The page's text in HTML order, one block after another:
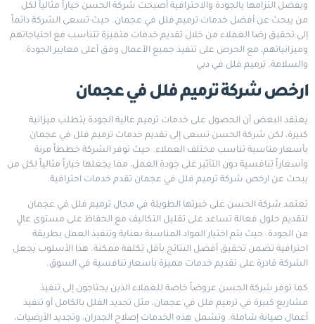
وبفضل التزامها بالجودة والاحترافية أصبحت شركة الحسن خياراً مثالياً لكل
من يبحث عن أفضل خدمات ترميم فلل في عجمان. حيث تسعى الشركة دائماً
إلى تحقيق رضا العملاء من خلال تقديم خدمات متميزة تتناسب مع احتياجاتهم
وميزانياتهم، مع الحرص على تنفيذ جميع الأعمال وفق أعلى معايير الجودة
والسلامة. ترميم فلل في دبي
ارخص شركة ترميم فلل في عجمان
يعتقد البعض أن الحصول على خدمات ترميم عالية الجودة يتطلب ميزانية
كبيرة، لكن شركة الحسن تسعى إلى تقديم خدمات ترميم فلل في عجمان
بأسعار مناسبة تناسب مختلف العملاء. حيث توفر الشركة خططاً مرنة
وأسعاراً تنافسية دون التأثير على جودة العمل، مما يجعلها خياراً مثالياً لكل من
يبحث عن ارخص شركة ترميم فلل في عجمان تقدم خدمات احترافية.
تعتمد شركة الحسن على خبرتها الطويلة في مجال ترميم فلل في عجمان
لتقديم حلول فعالة تساعد على تقليل التكاليف مع الحفاظ على مستوى عالٍ
من الجودة. حيث يتم اختيار المواد المناسبة بعناية وتنفيذ العمل بطريقة
احترافية تضمن تحقيق أفضل النتائج بأقل تكلفة ممكنة. هذا الأسلوب يجعل
الشركة قادرة على تقديم خدمات مميزة بأسعار تنافسية في السوق.
كما توفر شركة الحسن عروضاً خاصة للعملاء الذين يحتاجون إلى تنفيذ
مشاريع كبيرة في ترميم فلل في عجمان، مثل تجديد الفلل بالكامل أو تنفيذ
أعمال صيانة شاملة. وتشمل هذه الخدمات إصلاح الجدران، وتجديد الأرضيات،